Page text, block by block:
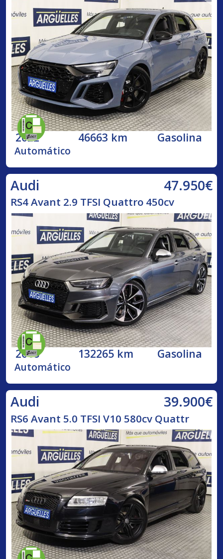
2022 46663 km Gasolina
Automático
Audi 47.950€
RS4 Avant 2.9 TFSI Quattro 450cv
2018 132265 km Gasolina
Automático
Audi 39.900€
RS6 Avant 5.0 TFSI V10 580cv Quattr